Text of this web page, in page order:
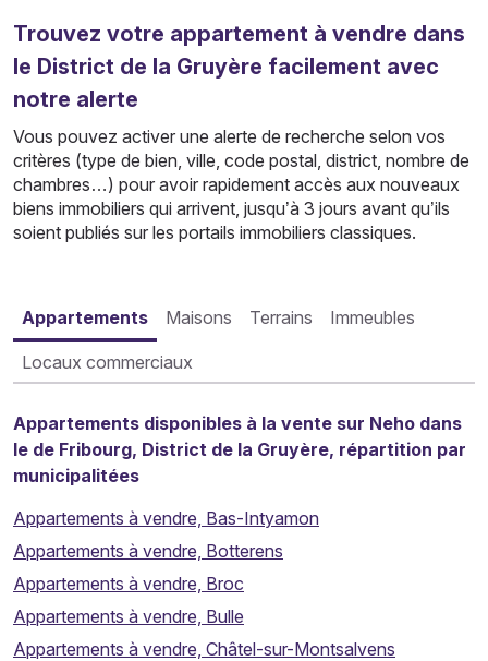
Trouvez votre appartement à vendre dans
le District de la Gruyère facilement avec
notre alerte
Vous pouvez activer une alerte de recherche selon vos
critères (type de bien, ville, code postal, district, nombre de
chambres…) pour avoir rapidement accès aux nouveaux
biens immobiliers qui arrivent, jusqu’à 3 jours avant qu’ils
soient publiés sur les portails immobiliers classiques.
Appartements Maisons Terrains Immeubles
Locaux commerciaux
Appartements disponibles à la vente sur Neho dans
le de Fribourg, District de la Gruyère, répartition par
municipalitées
Appartements à vendre, Bas-Intyamon
Appartements à vendre, Botterens
Appartements à vendre, Broc
Appartements à vendre, Bulle
Appartements à vendre, Châtel-sur-Montsalvens